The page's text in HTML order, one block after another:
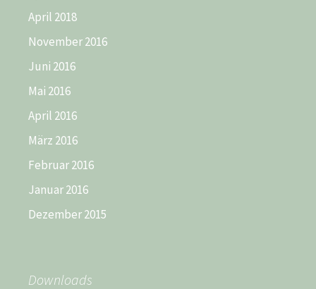
April 2018
November 2016
Juni 2016
Mai 2016
April 2016
März 2016
Februar 2016
Januar 2016
Dezember 2015
Downloads